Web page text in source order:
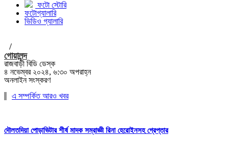
ফটো স্টোরি
ফটোগ্যালারি
ভিডিও গ্যালারি
/
গোয়ালন্দ
রাজবাড়ী বিডি ডেস্ক
৪ নভেম্বর ২০২৪, ৬:৩০ অপরাহ্ন
অনলাইন সংস্করণ
এ সম্পর্কিত আরও খবর
দৌলতদিয়া পোড়াভিটার শীর্ষ মাদক সম্রাজ্ঞী রিনা হেরোইনসহ গ্রেপ্তার